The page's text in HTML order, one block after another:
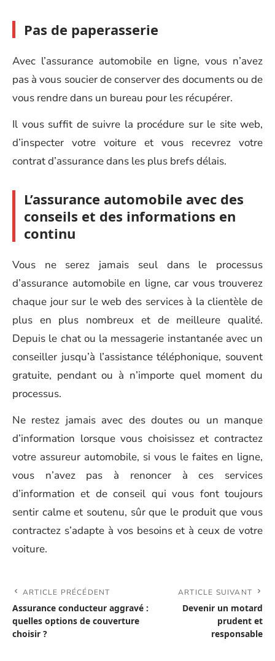
Pas de paperasserie
Avec l’assurance automobile en ligne, vous n’avez
pas à vous soucier de conserver des documents ou de
vous rendre dans un bureau pour les récupérer.
Il vous suffit de suivre la procédure sur le site web,
d’inspecter votre voiture et vous recevrez votre
contrat d’assurance dans les plus brefs délais.
L’assurance automobile avec des
conseils et des informations en
continu
Vous ne serez jamais seul dans le processus
d’assurance automobile en ligne, car vous trouverez
chaque jour sur le web des services à la clientèle de
plus en plus nombreux et de meilleure qualité.
Depuis le chat ou la messagerie instantanée avec un
conseiller jusqu’à l’assistance téléphonique, souvent
gratuite, pendant ou à n’importe quel moment du
processus.
Ne restez jamais avec des doutes ou un manque
d’information lorsque vous choisissez et contractez
votre assureur automobile, si vous le faites en ligne,
vous n’avez pas à renoncer à ces services
d’information et de conseil qui vous font toujours
sentir calme et soutenu, sûr que le produit que vous
contractez s’adapte à vos besoins et à ceux de votre
voiture.
ARTICLE PRÉCÉDENT
Assurance conducteur aggravé :
quelles options de couverture
choisir ?
ARTICLE SUIVANT
Devenir un motard
prudent et
responsable